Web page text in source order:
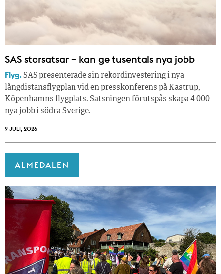
SAS storsatsar – kan ge tusentals nya jobb
Flyg.SAS presenterade sin rekordinvestering i nya
långdistansflygplan vid en presskonferens på Kastrup,
Köpenhamns flygplats. Satsningen förutspås skapa 4 000
nya jobb i södra Sverige.
9 JULI, 2026
ALMEDALEN